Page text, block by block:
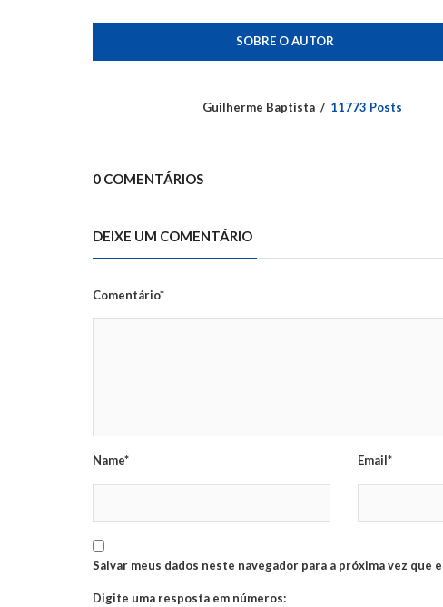
SOBRE O AUTOR
Guilherme Baptista 11773 Posts
0 COMENTÁRIOS
DEIXE UM COMENTÁRIO
Comentário*
Name* Email*
Salvar meus dados neste navegador para a próxima vez que
Digite uma resposta em números: